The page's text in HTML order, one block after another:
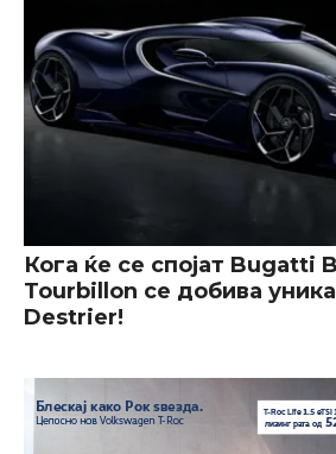
Кога ќе се спојат Bugatti
Tourbillon се добива
Destrier!